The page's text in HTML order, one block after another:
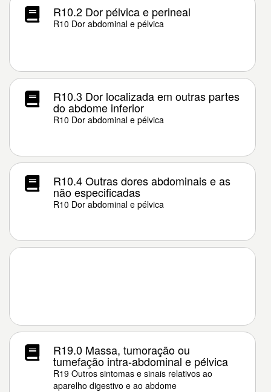
R10.2 Dor pélvica e perineal
R10 Dor abdominal e pélvica
R10.3 Dor localizada em outras partes
do abdome inferior
R10 Dor abdominal e pélvica
R10.4 Outras dores abdominais e as
não especificadas
R10 Dor abdominal e pélvica
R19.0 Massa, tumoração ou
tumefação intra-abdominal e pélvica
R19 Outros sintomas e sinais relativos ao
aparelho digestivo e ao abdome